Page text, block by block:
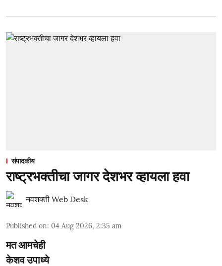
संपादकीय
राष्ट्रभक्तीचा जागर देशभर व्हायला हवा
नवशक्ती Web Desk
Published on: 04 Aug 2026, 2:35 am
मत आमचेही
केशव उपाध्ये